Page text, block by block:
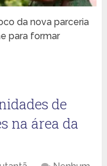
da nova parceria
para formar
de
na área da